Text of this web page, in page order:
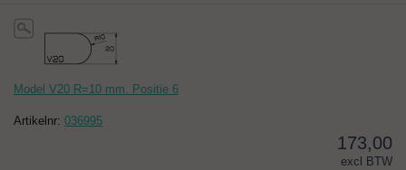
Model V20 R=10 mm. Positie 6
Artikelnr: 036995
173,00
excl BTW